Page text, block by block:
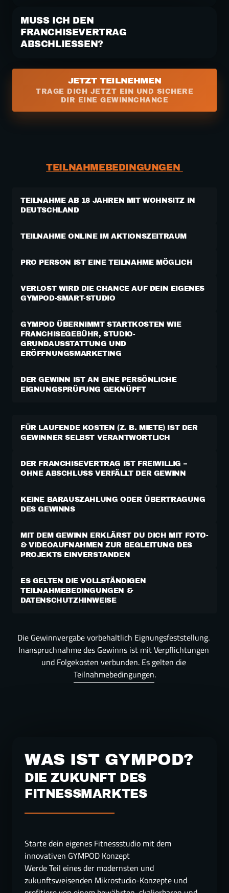
Kosten.
MUSS ICH DEN
FRANCHISEVERTRAG
ABSCHLIESSEN?
verfällt der Gewinn.
JETZT TEILNEHMEN
TRAGE DICH JETZT EIN UND SICHERE
DIR EINE GEWINNCHANCE
TEILNAHMEBEDINGUNGEN
TEILNAHME AB 18 JAHREN MIT WOHNSITZ IN
DEUTSCHLAND
TEILNAHME ONLINE IM AKTIONSZEITRAUM
PRO PERSON IST EINE TEILNAHME MÖGLICH
VERLOST WIRD DIE CHANCE AUF DEIN EIGENES
GYMPOD-SMART-STUDIO
GYMPOD ÜBERNIMMT STARTKOSTEN WIE
FRANCHISEGEBÜHR, STUDIO-
GRUNDAUSSTATTUNG UND
ERÖFFNUNGSMARKETING
DER GEWINN IST AN EINE PERSÖNLICHE
EIGNUNGSPRÜFUNG GEKNÜPFT
FÜR LAUFENDE KOSTEN (Z. B. MIETE) IST DER
GEWINNER SELBST VERANTWORTLICH
DER FRANCHISEVERTRAG IST FREIWILLIG –
OHNE ABSCHLUSS VERFÄLLT DER GEWINN
KEINE BARAUSZAHLUNG ODER ÜBERTRAGUNG
DES GEWINNS
MIT DEM GEWINN ERKLÄRST DU DICH MIT FOTO-
& VIDEOAUFNAHMEN ZUR BEGLEITUNG DES
PROJEKTS EINVERSTANDEN
ES GELTEN DIE VOLLSTÄNDIGEN
TEILNAHMEBEDINGUNGEN &
DATENSCHUTZHINWEISE
Die Gewinnvergabe vorbehaltlich Eignungsfeststellung.
Inanspruchnahme des Gewinns ist mit Verpflichtungen
und Folgekosten verbunden. Es gelten die
Teilnahmebedingungen.
WAS IST GYMPOD?
DIE ZUKUNFT DES
FITNESSMARKTES
Starte dein eigenes Fitnessstudio mit dem
innovativen GYMPOD Konzept
Werde Teil eines der modernsten und
zukunftsweisenden Mikrostudio-Konzepte und